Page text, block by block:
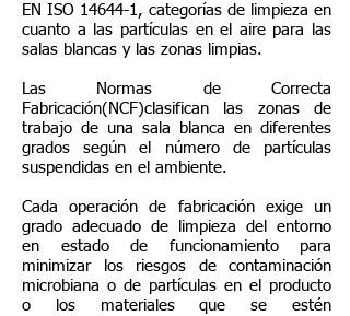
EN ISO 14644-1, categorías de limpieza en
cuanto a las partículas en el aire para
las
salas blancas y las zonas limpias.
Las Normas de Correcta
Fabricación(NCF)clasifican las zonas de
trabajo de una sala blanca en diferentes
grados según el número de partículas
suspendidas en el ambiente.
Cada operación de fabricación exige un
grado adecuado de limpieza del entorno
en estado de funcionamiento para
minimizar los riesgos de contaminación
microbiana o de partículas en el producto
o los materiales que se estén